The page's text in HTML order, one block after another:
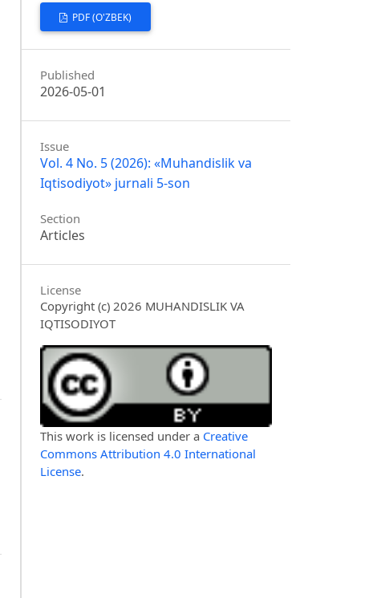
PDF (O'ZBEK)
Published
2026-05-01
Issue
Vol. 4 No. 5 (2026): «Muhandislik va
Iqtisodiyot» jurnali 5-son
Section
Articles
License
Copyright (c) 2026 MUHANDISLIK VA
IQTISODIYOT
This work is licensed under a Creative
Commons Attribution 4.0 International
License.